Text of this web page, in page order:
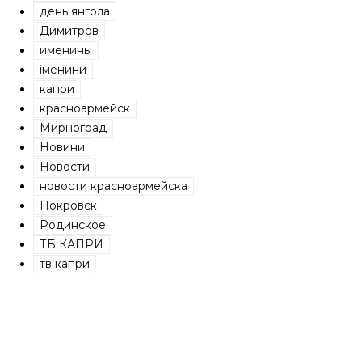
день янгола
Димитров
именины
іменини
капри
красноармейск
Мирноград
Новини
Новости
новости красноармейска
Покровск
Родинское
ТБ КАПРИ
тв капри